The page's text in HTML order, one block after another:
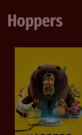
Hoppers